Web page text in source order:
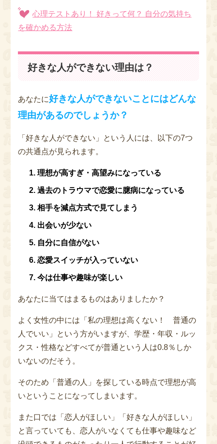
心理テストあり！ 好きって何？ 自分の気持ち
を確かめる方法
好きな人ができない理由は？
あなたに好きな人ができないことにはどんな
理由があるのでしょうか？
「好きな人ができない」という人には、以下の7つ
の共通点が見られます。
理想が高すぎ・高望みになっている
過去のトラウマで恋愛に臆病になっている
相手を減点方式で見てしまう
出会いが少ない
自分に自信がない
恋愛スイッチが入っていない
今は仕事や趣味が楽しい
あなたに当てはまるものはありましたか？
よく女性の中には「私の理想は高くない！ 普通の
人でいい」という方がいますが、学歴・年収・ルッ
クス・性格などすべてが普通という人は0.8％しか
いないのだそう。
そのため「普通の人」を探している時点で理想が高
いということになってしまいます。
また口では「恋人がほしい」「好きな人がほしい」
と言っていても、恋人がいなくても仕事や趣味など